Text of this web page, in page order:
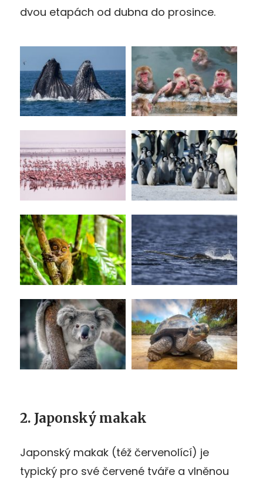
dvou etapách od dubna do prosince.
2. Japonský makak
Japonský makak (též červenolící) je
typický pro své červené tváře a vlněnou